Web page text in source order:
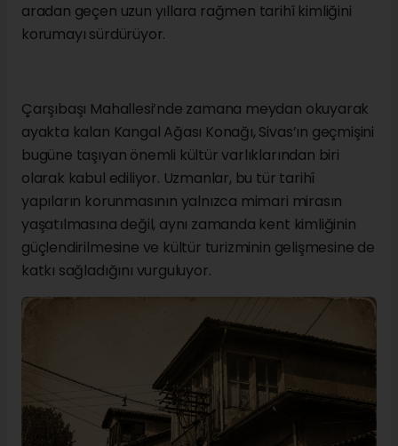
aradan geçen uzun yıllara rağmen tarihî kimliğini
korumayı sürdürüyor.
Çarşıbaşı Mahallesi’nde zamana meydan okuyarak
ayakta kalan Kangal Ağası Konağı, Sivas’ın geçmişini
bugüne taşıyan önemli kültür varlıklarından biri
olarak kabul ediliyor. Uzmanlar, bu tür tarihî
yapıların korunmasının yalnızca mimari mirasın
yaşatılmasına değil, aynı zamanda kent kimliğinin
güçlendirilmesine ve kültür turizminin gelişmesine de
katkı sağladığını vurguluyor.